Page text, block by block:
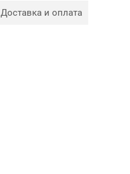
Доставка и оплата